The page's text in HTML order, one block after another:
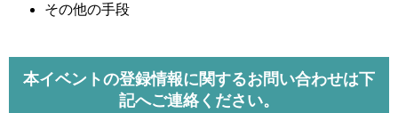
その他の手段
本イベントの登録情報に関するお問い合わせは下
記へご連絡ください。